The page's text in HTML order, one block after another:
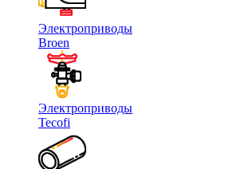
Электроприводы
Broen
Электроприводы
Tecofi